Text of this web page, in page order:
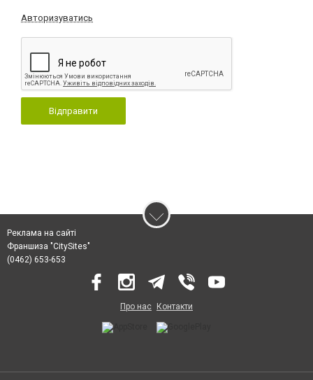
Авторизуватись
Відправити
Реклама на сайті
Франшиза "CitySites"
(0462) 653-653
Про нас Контакти